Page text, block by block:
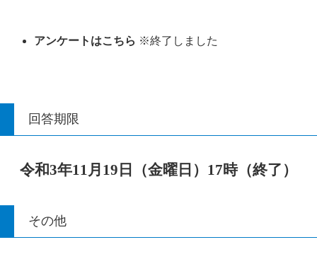
アンケートはこちら ※終了しました
回答期限
令和3年11月19日（金曜日）17時（終了）
その他